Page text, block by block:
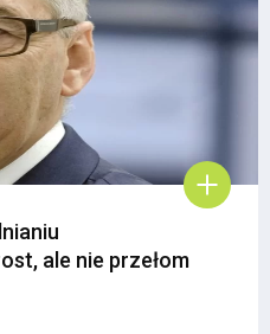
ale nie przełom